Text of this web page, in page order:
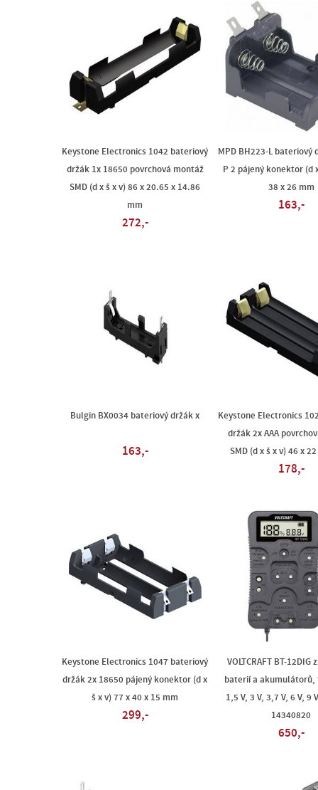
Keystone Electronics 1042 bateriový
držák 1x 18650 povrchová montáž
SMD (d x š x v) 86 x 20.65 x 14.86
mm
272,-
MPD BH223-L bateriový
P 2 pájený konektor (d
38 x 26 mm
163,-
Bulgin BX0034 bateriový držák x
163,-
Keystone Electronics
držák 2x AAA
SMD (d x š x v) 46 x
178,-
Keystone Electronics 1047 bateriový
držák 2x 18650 pájený konektor (d x
š x v) 77 x 40 x 15 mm
299,-
VOLTCRAFT BT-12DIG
baterií a akumulátorů,
1,5 V, 3 V, 3,7 V, 6 V, 9
14340820
650,-